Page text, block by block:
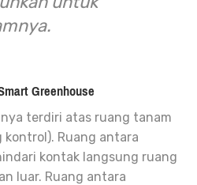
Greenhouse
terdiri atas ruang tanam
Ruang antara
kontak langsung ruang
luar. Ruang antara